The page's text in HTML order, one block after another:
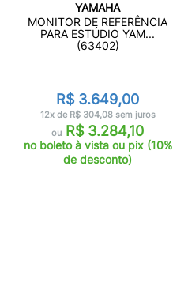
YAMAHA
MONITOR DE REFERÊNCIA
PARA ESTÚDIO YAM...
(63402)
R$ 3.649,00
12x de R$ 304,08 sem juros
ou R$ 3.284,10
no boleto à vista ou pix (10%
de desconto)